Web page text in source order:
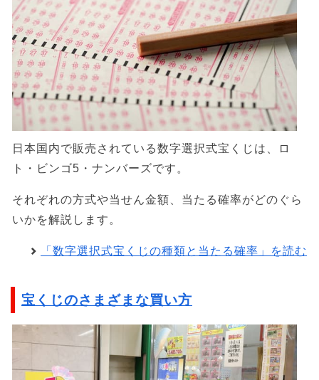
日本国内で販売されている数字選択式宝くじは、ロ
ト・ビンゴ5・ナンバーズです。
それぞれの方式や当せん金額、当たる確率がどのぐら
いかを解説します。
「数字選択式宝くじの種類と当たる確率」を読む
宝くじのさまざまな買い方